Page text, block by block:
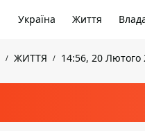
Україна Життя
ЖИТТЯ 14:56, 20 Лютого